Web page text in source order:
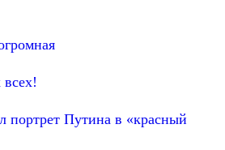
портрет Путина в «красный